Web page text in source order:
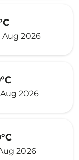
Aug 2026
2026
2026